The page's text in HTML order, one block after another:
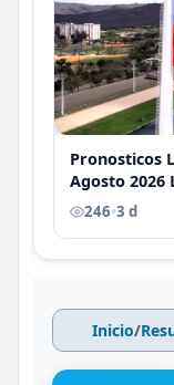
Pronosticos
Agosto 2026
246•3 d
Inicio/